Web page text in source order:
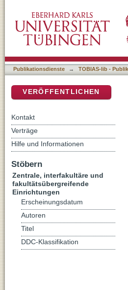
Publikationsdienste → TOBIAS-lib -
VERÖFFENTLICHEN
Kontakt
Verträge
Hilfe und Informationen
Stöbern
Zentrale, interfakultäre und
fakultätsübergreifende
Einrichtungen
Erscheinungsdatum
Autoren
Titel
DDC-Klassifikation